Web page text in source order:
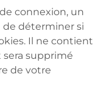
connexion, un
de déterminer si
Il ne contient
sera supprimé
de votre